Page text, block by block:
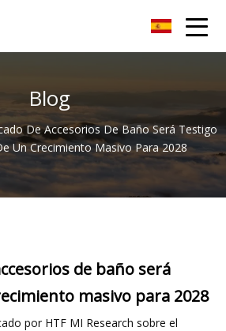
Blog
De Accesorios De Baño Será Testigo
Un Crecimiento Masivo Para 2028
de baño será
masivo para 2028
por HTF MI Research sobre el